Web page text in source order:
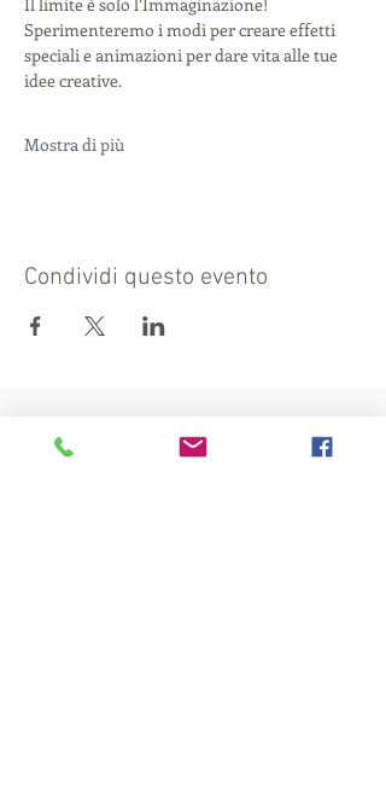
Sperimenteremo i modi per creare effetti
speciali e animazioni per dare vita alle tue
idee creative.
Mostra di più
Condividi questo evento